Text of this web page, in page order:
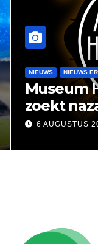
NIEUWS NIEUWS
Museum
zoekt
visser
6 AUGUSTUS